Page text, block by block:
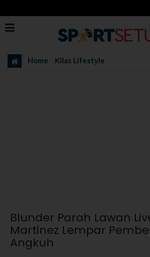
Home Kilas Lifestyle
Blunder Parah Lawan
Martinez Lempar
Angkuh